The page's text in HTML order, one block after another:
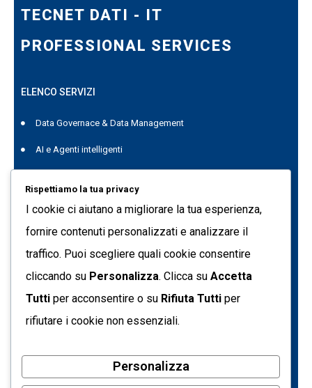
TECNET DATI - IT
PROFESSIONAL SERVICES
ELENCO SERVIZI
Data Governace & Data Management
AI e Agenti intelligenti
Quest Data Management Platform
Formazione
C.so Svizzera 185 10149 - Torino (TO) Italia
info@tecnetdati.it
Partita IVA: 05793500017
Rispettiamo la tua privacy
I cookie ci aiutano a migliorare la tua esperienza,
fornire contenuti personalizzati e analizzare il
traffico. Puoi scegliere quali cookie consentire
cliccando su Personalizza. Clicca su Accetta
Tutti per acconsentire o su Rifiuta Tutti per
rifiutare i cookie non essenziali.
Personalizza